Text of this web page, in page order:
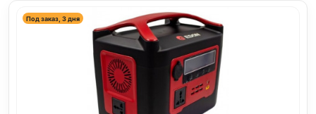
Под заказ, 3 дня